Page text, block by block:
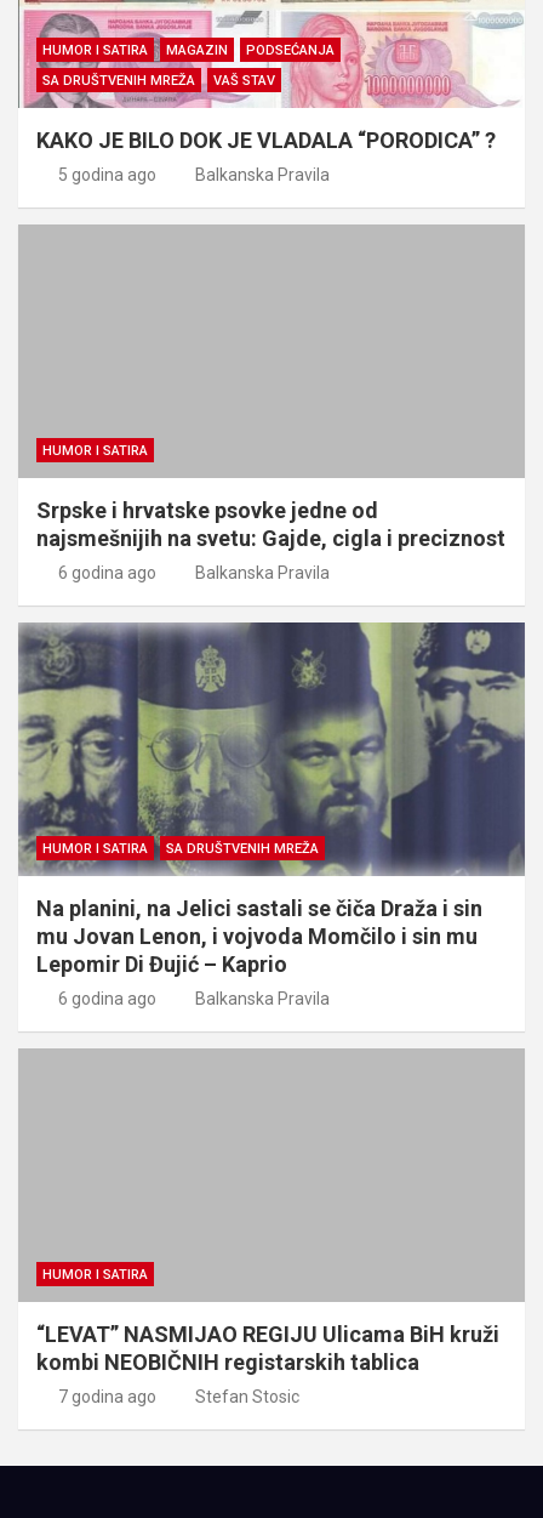
HUMOR I SATIRA MAGAZIN
PODSEĆANJA
SA DRUŠTVENIH MREŽA
VAŠ STAV
KAKO JE BILO DOK JE VLADALA “PORODICA” ?
5 godina ago Balkanska Pravila
HUMOR I SATIRA
Srpske i hrvatske psovke jedne od
najsmešnijih na svetu: Gajde, cigla i preciznost
6 godina ago Balkanska Pravila
HUMOR I SATIRA SA DRUŠTVENIH MREŽA
Na planini, na Jelici sastali se čiča Draža i sin
mu Jovan Lenon, i vojvoda Momčilo i sin mu
Lepomir Di Đujić – Kaprio
6 godina ago Balkanska Pravila
HUMOR I SATIRA
“LEVAT” NASMIJAO REGIJU Ulicama BiH kruži
kombi NEOBIČNIH registarskih tablica
7 godina ago Stefan Stosic